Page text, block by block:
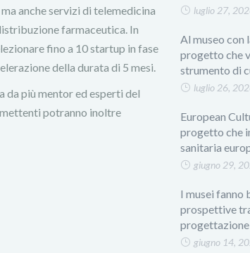
anche servizi di telemedicina
farmaceutica. In
fino a 10 startup in fase
della durata di 5 mesi.
da più mentor ed esperti del
potranno inoltre
luglio 27,
Al museo con
progetto che
strumento di
luglio 26,
European
progetto che
sanitaria
giugno 29,
I musei fanno
prospettive
giugno 14,